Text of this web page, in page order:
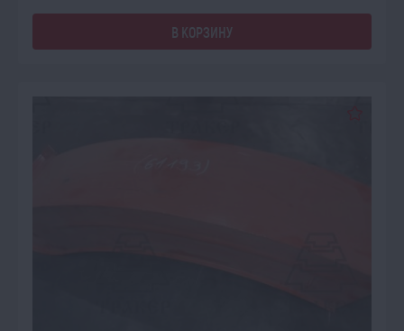
В КОРЗИНУ